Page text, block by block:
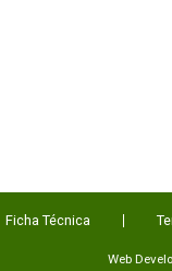
Ficha Técnica
Web